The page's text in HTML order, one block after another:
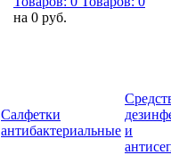
на 0 руб.
Салфетки
антибактериальные и